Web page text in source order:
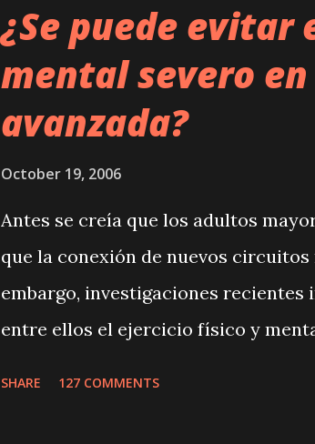
¿Se puede
mental severo
avanzada?
October 19, 2006
Antes se creía que los adultos
que la conexión de nuevos
embargo, investigaciones
entre ellos el ejercicio físico y
SHARE 127 COMMENTS